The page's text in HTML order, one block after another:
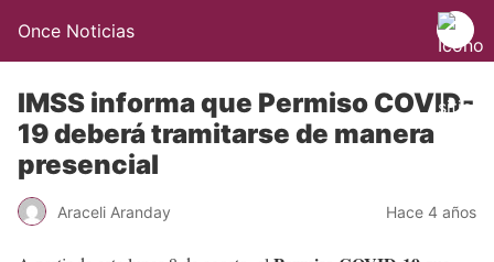
Once Noticias
IMSS informa que Permiso COVID-
19 deberá tramitarse de manera
presencial
Araceli Aranday Hace 4 años